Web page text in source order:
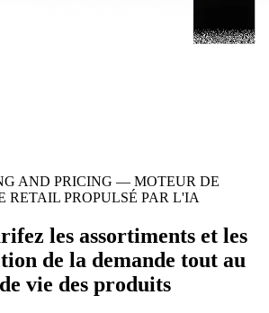
AND PRICING — MOTEUR DE
RETAIL PROPULSÉ PAR L'IA
les assortiments et les
de la demande tout au
vie des produits